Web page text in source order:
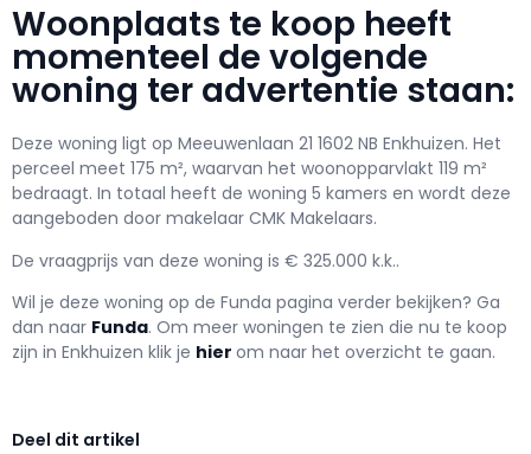
Woonplaats te koop heeft
momenteel de volgende
woning ter advertentie staan:
Deze woning ligt op Meeuwenlaan 21 1602 NB Enkhuizen. Het
perceel meet 175 m², waarvan het woonopparvlakt 119 m²
bedraagt. In totaal heeft de woning 5 kamers en wordt deze
aangeboden door makelaar CMK Makelaars.
De vraagprijs van deze woning is € 325.000 k.k..
Wil je deze woning op de Funda pagina verder bekijken? Ga
dan naar Funda. Om meer woningen te zien die nu te koop
zijn in Enkhuizen klik je hier om naar het overzicht te gaan.
Deel dit artikel